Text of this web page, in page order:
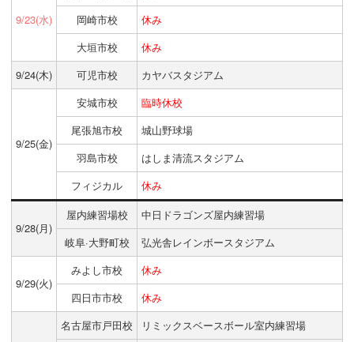
9/23(水)
岡崎市校
休み
大垣市校
休み
9/24(木)
可児市校 カヤバスタジアム
9/25(金)
安城市校
臨時休校
尾張旭市校
城山野球場
羽島市校
はしま清流スタジアム
フィジカル
休み
9/28(月)
屋内練習場校
中日ドラゴンズ屋内練習場
岐阜·大野町校
弘光舎レインボースタジアム
9/29(火)
みよし市校
休み
四日市市校
休み
名古屋市戸田校
リミックスベースボール室内練習場